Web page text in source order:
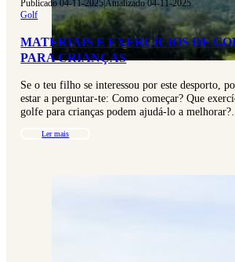
Publicado 04-11-2025|Atualizado 04-11-2025
Golf
MATERIAIS E EXERCÍCIOS DE
PARA CRIANÇAS
Se o teu filho se interessou por este desporto,
estar a perguntar-te: Como começar? Que
golfe para crianças podem ajudá-lo a
Ler mais